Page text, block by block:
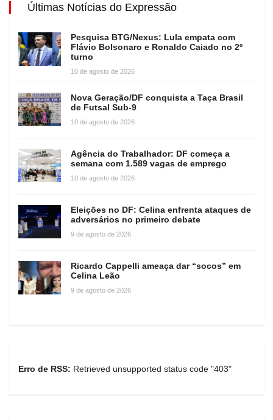
Últimas Notícias do Expressão
Pesquisa BTG/Nexus: Lula empata com
Flávio Bolsonaro e Ronaldo Caiado no 2º
turno
10 de agosto de 2026
Nova Geração/DF conquista a Taça Brasil
de Futsal Sub-9
10 de agosto de 2026
Agência do Trabalhador: DF começa a
semana com 1.589 vagas de emprego
10 de agosto de 2026
Eleições no DF: Celina enfrenta ataques de
adversários no primeiro debate
9 de agosto de 2026
Ricardo Cappelli ameaça dar “socos” em
Celina Leão
9 de agosto de 2026
Erro de RSS: Retrieved unsupported status code "403"